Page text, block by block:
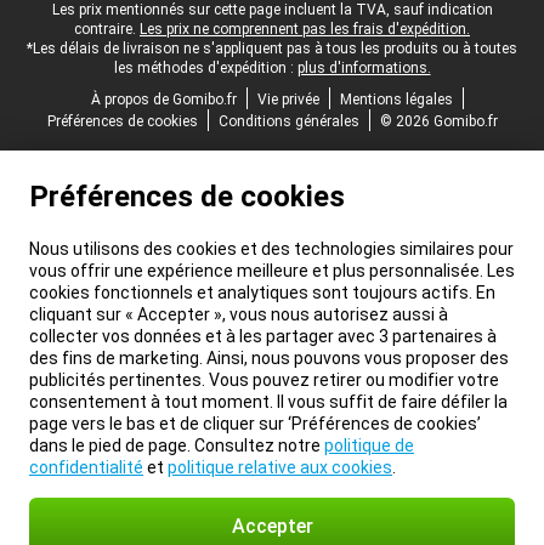
Pied-de-page légal
Les prix mentionnés sur cette page incluent la TVA, sauf indication
contraire. Les prix ne comprennent pas les frais d'expédition.
*Les délais de livraison ne s'appliquent pas à tous les produits ou à toutes
les méthodes d'expédition : plus d'informations.
À propos de Gomibo.fr
Vie privée
Mentions légales
Préférences de cookies
Conditions générales © 2026 Gomibo.fr
Préférences de cookies
Nous utilisons des cookies et des technologies similaires pour
vous offrir une expérience meilleure et plus personnalisée. Les
cookies fonctionnels et analytiques sont toujours actifs. En
cliquant sur « Accepter », vous nous autorisez aussi à
collecter vos données et à les partager avec 3 partenaires à
des fins de marketing. Ainsi, nous pouvons vous proposer des
publicités pertinentes. Vous pouvez retirer ou modifier votre
consentement à tout moment. Il vous suffit de faire défiler la
page vers le bas et de cliquer sur ‘Préférences de cookies’
dans le pied de page. Consultez notre politique de
confidentialité et politique relative aux cookies
Accepter